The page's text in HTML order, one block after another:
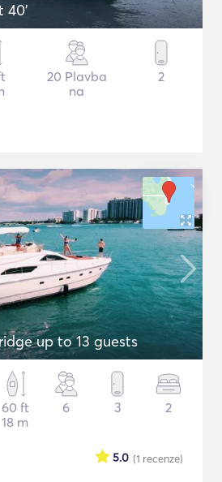
40'
20 Plavba
na
2
up to 13 guests
60 ft
18 m
6 3 2
(1 recenze)
5.0